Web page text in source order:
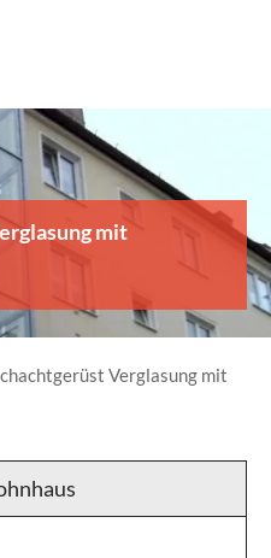
mit
Verglasung mit